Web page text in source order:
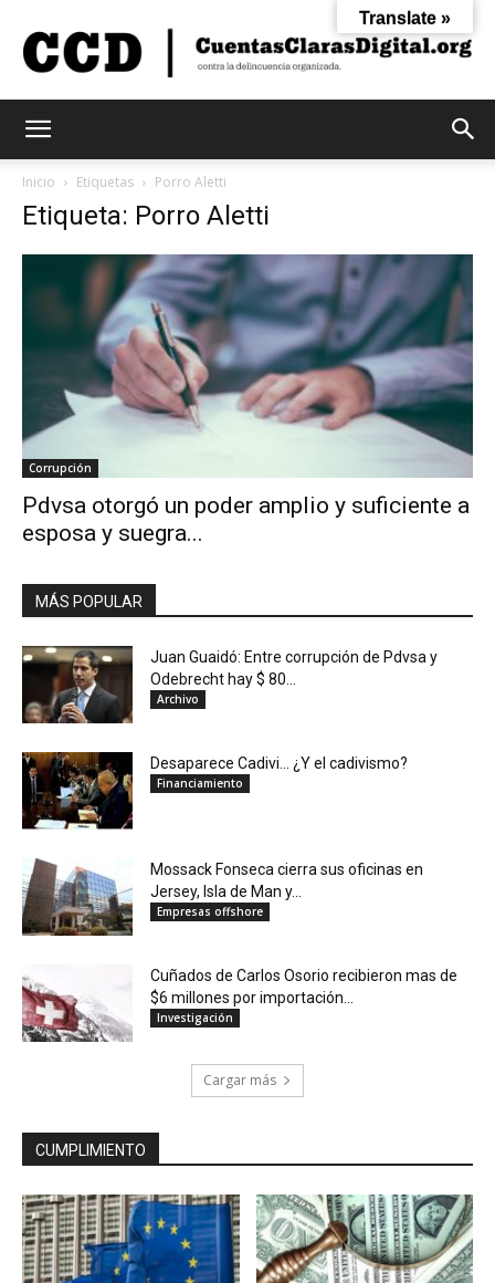
Digital
Inicio Etiquetas Porro Aletti
Etiqueta: Porro Aletti
Corrupción
Pdvsa otorgó un poder amplio y suficiente a
esposa y suegra...
MÁS POPULAR
Juan Guaidó: Entre corrupción de Pdvsa y
Odebrecht hay $ 80...
Archivo
Desaparece Cadivi… ¿Y el cadivismo?
Financiamiento
Mossack Fonseca cierra sus oficinas en
Jersey, Isla de Man y...
Empresas offshore
Cuñados de Carlos Osorio recibieron mas de
$6 millones por importación...
Investigación
Cargar más
CUMPLIMIENTO
Translate »